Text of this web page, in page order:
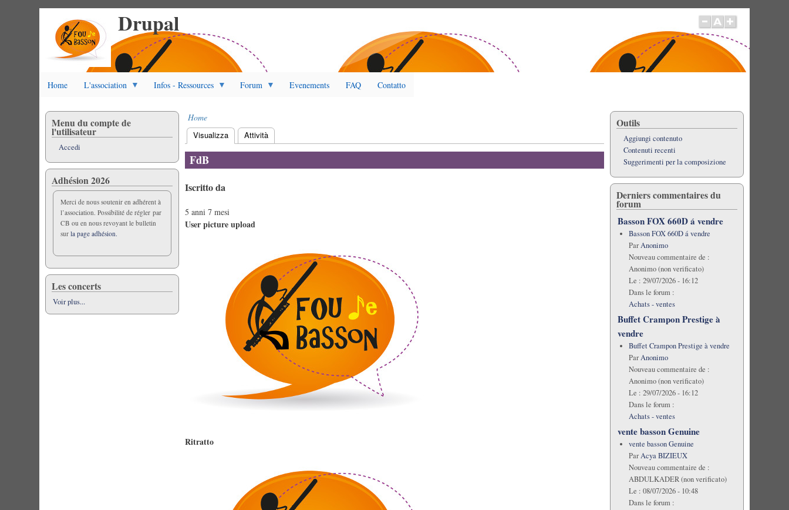
Drupal
Home L'association Infos - Ressources Forum Evenements FAQ Contatto
Briciole
di
pane
Home
Schede
primarie
Visualizza (scheda attiva)
Attività
FdB
Iscritto da
5 anni 7 mesi
User picture upload
Ritratto
Menu du compte de
l'utilisateur
Accedi
Adhésion 2026
Merci de nous soutenir en adhérent à
l’association. Possibilité de régler par
CB ou en nous revoyant le bulletin
surla page adhésion.
Les concerts
Voir plus...
Outils
Aggiungi contenuto
Contenuti recenti
Suggerimenti per la composizione
Derniers commentaires du
forum
Basson FOX 660D á vendre
Basson FOX 660D á vendre
ParAnonimo
Nouveau commentaire de :
Anonimo (non verificato)
Le : 29/07/2026 - 16:12
Dans le forum :
Achats - ventes
Buffet Crampon Prestige à
vendre
Buffet Crampon Prestige à vendre
ParAnonimo
Nouveau commentaire de :
Anonimo (non verificato)
Le : 29/07/2026 - 16:12
Dans le forum :
Achats - ventes
vente basson Genuine
vente basson Genuine
ParAcya BIZIEUX
Nouveau commentaire de :
ABDULKADER (non verificato)
Le : 08/07/2026 - 10:48
Dans le forum :